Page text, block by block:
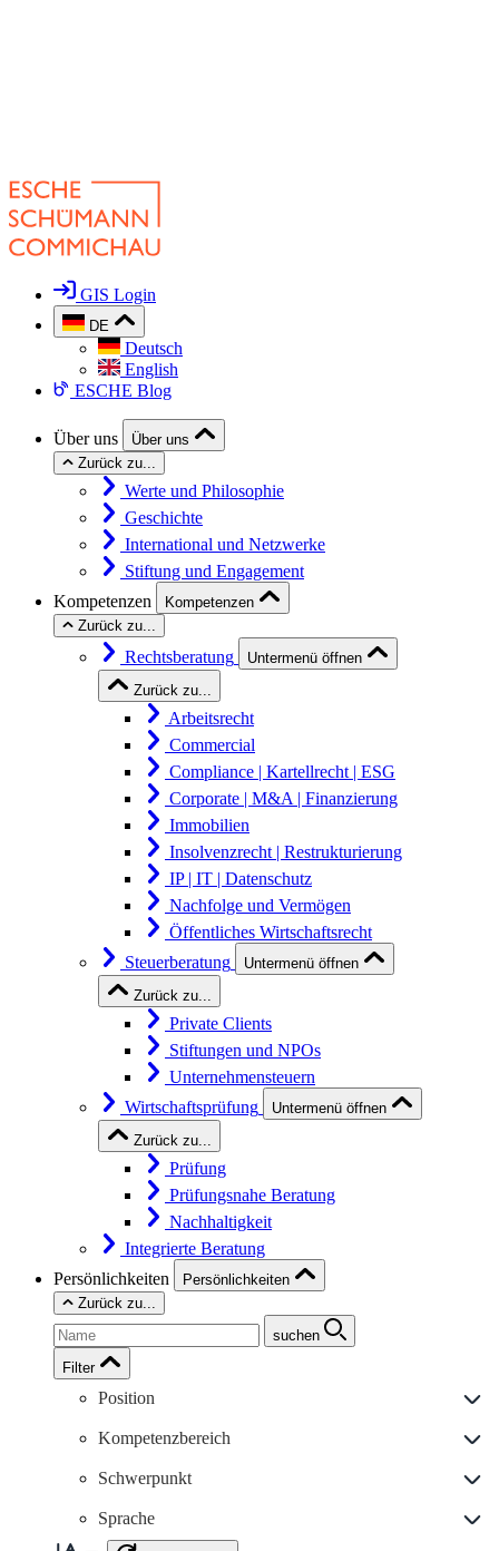
GIS Login
DE
Deutsch
English
ESCHE Blog
Über uns
Über uns
Zurück zu...
Werte und Philosophie
Geschichte
International und Netzwerke
Stiftung und Engagement
Kompetenzen
Kompetenzen
Zurück zu...
Rechtsberatung
Untermenü öffnen
Zurück zu...
Arbeitsrecht
Commercial
Compliance | Kartellrecht | ESG
Corporate | M&A | Finanzierung
Immobilien
Insolvenzrecht | Restrukturierung
IP | IT | Datenschutz
Nachfolge und Vermögen
Öffentliches Wirtschaftsrecht
Steuerberatung
Untermenü öffnen
Zurück zu...
Private Clients
Stiftungen und NPOs
Unternehmensteuern
Wirtschaftsprüfung
Untermenü öffnen
Zurück zu...
Prüfung
Prüfungsnahe Beratung
Nachhaltigkeit
Integrierte Beratung
Persönlichkeiten
Persönlichkeiten
Zurück zu...
suchen
Filter
Position
Kompetenzbereich
Schwerpunkt
Sprache